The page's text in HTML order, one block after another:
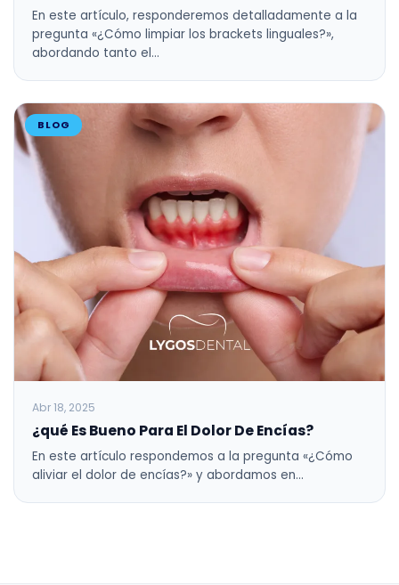
En este artículo, responderemos detalladamente a la
pregunta «¿Cómo limpiar los brackets linguales?»,
abordando tanto el…
BLOG
Abr 18, 2025
¿qué Es Bueno Para El Dolor De Encías?
En este artículo respondemos a la pregunta «¿Cómo
aliviar el dolor de encías?» y abordamos en…